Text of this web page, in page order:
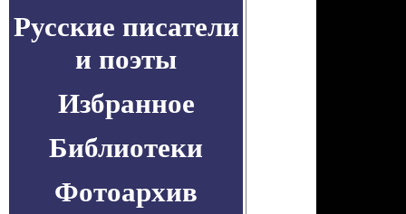
Русские писатели
и поэты
Избранное
Библиотеки
Фотоархив